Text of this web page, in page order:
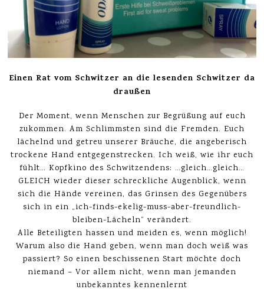
Einen Rat vom Schwitzer an die lesenden Schwitzer da
draußen
Der Moment, wenn Menschen zur Begrüßung auf euch
zukommen. Am Schlimmsten sind die Fremden. Euch
lächelnd und getreu unserer Bräuche, die angeberisch
trockene Hand entgegenstrecken. Ich weiß, wie ihr euch
fühlt… Kopfkino des Schwitzendens: …gleich…gleich…
GLEICH wieder dieser schreckliche Augenblick, wenn
sich die Hände vereinen, das Grinsen des Gegenübers
sich in ein „ich-finds-ekelig-muss-aber-freundlich-
bleiben-Lächeln“ verändert.
Alle Beteiligten hassen und meiden es, wenn möglich!
Warum also die Hand geben, wenn man doch weiß was
passiert? So einen beschissenen Start möchte doch
niemand – Vor allem nicht, wenn man jemanden
unbekanntes kennenlernt